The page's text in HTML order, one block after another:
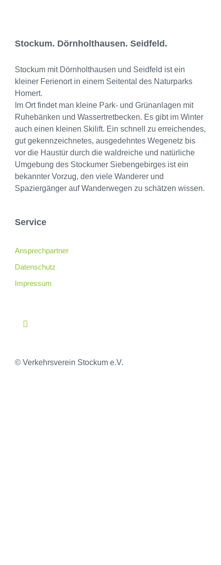
Stockum. Dörnholthausen. Seidfeld.
Stockum mit Dörnholthausen und Seidfeld ist ein
kleiner Ferienort in einem Seitental des Naturparks
Homert.
Im Ort findet man kleine Park- und Grünanlagen mit
Ruhebänken und Wassertretbecken. Es gibt im Winter
auch einen kleinen Skilift. Ein schnell zu erreichendes,
gut gekennzeichnetes, ausgedehntes Wegenetz bis
vor die Haustür durch die waldreiche und natürliche
Umgebung des Stockumer Siebengebirges ist ein
bekannter Vorzug, den viele Wanderer und
Spaziergänger auf Wanderwegen zu schätzen wissen.
Service
Ansprechpartner
Datenschutz
Impressum
© Verkehrsverein Stockum e.V.